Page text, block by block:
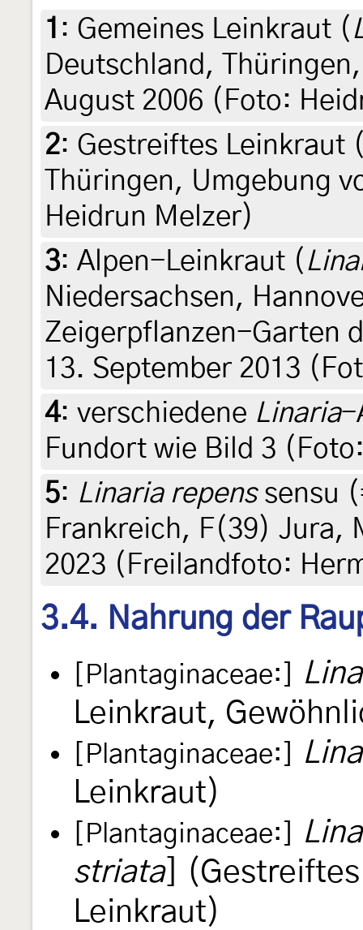
1 : Gemeines Leinkraut (
Deutschland,
August 2006 (Foto:
2: Gestreiftes Leinkraut
Thüringen, Umgebung
Heidrun Melzer)
3: Alpen-Leinkraut (
Niedersachsen,
Zeigerpflanzen-Garten
13. September 2013
4: verschiedene Linaria-
Fundort wie Bild 3
5: Linaria repenssensu
Frankreich, F(39) Jura,
2023 (Freilandfoto:
3.4. Nahrung der
[Plantaginaceae:]
Leinkraut,
[Plantaginaceae:]
Leinkraut)
[Plantaginaceae:]
striata]
Leinkraut)